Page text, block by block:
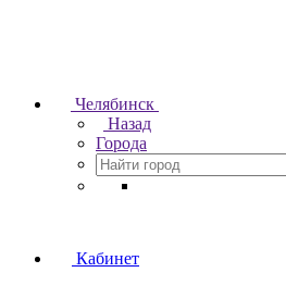
Челябинск
Назад
Города
Кабинет